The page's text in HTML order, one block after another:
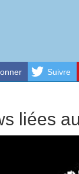
Suivre
liées